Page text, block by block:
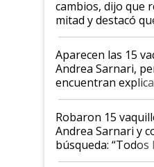
cambios, dijo que
mitad y destacó
ser "para unos
mandato muy
nacional"
Aparecen las 15
Andrea Sarnari,
encuentran
cómo llegaron allí
Robaron 15
Andrea Sarnari y
búsqueda: “Todos
toca a algún